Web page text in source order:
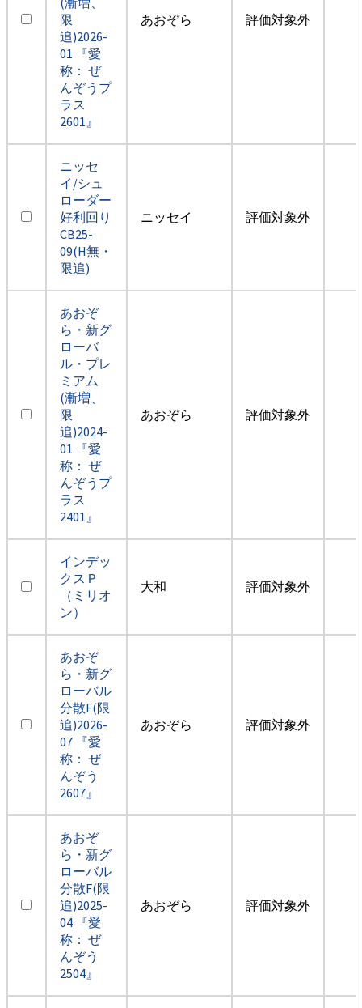
限
追)2026-
01 『愛
称： ぜ
んぞうプ
ラス
2601』
あおぞら 評価対象外
ニッセ
イ/シュ
ローダー
好利回り
CB25-
09(H無・
限追)
ニッセイ 評価対象外
あおぞ
ら・新グ
ローバ
ル・プレ
ミアム
(漸増、
限
追)2024-
01 『愛
称： ぜ
んぞうプ
ラス
2401』
あおぞら 評価対象外
インデッ
クスＰ
（ミリオ
ン）
大和 評価対象外
あおぞ
ら・新グ
ローバル
分散F(限
追)2026-
07 『愛
称： ぜ
んぞう
2607』
あおぞら 評価対象外
あおぞ
ら・新グ
ローバル
分散F(限
追)2025-
04 『愛
称： ぜ
んぞう
2504』
あおぞら 評価対象外